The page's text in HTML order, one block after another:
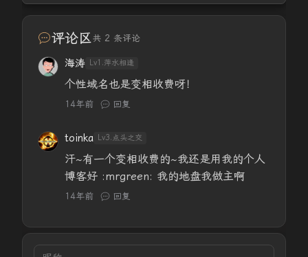
评论区共 2 条评论
海涛 Lv1.萍水相逢
个性域名也是变相收费呀！
14年前 回复
toinka Lv3.点头之交
汗~有一个变相收费的~我还是用我的个人
博客好 :mrgreen: 我的地盘我做主啊
14年前 回复